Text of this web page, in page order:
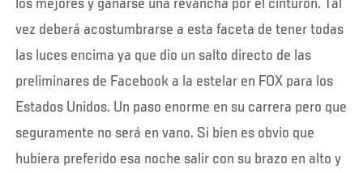
los mejores y ganarse una revancha por el cinturón. Tal
vez deberá acostumbrarse a esta faceta de tener todas
las luces encima ya que dio un salto directo de las
preliminares de Facebook a la estelar en FOX para los
Estados Unidos. Un paso enorme en su carrera pero que
seguramente no será en vano. Si bien es obvio que
hubiera preferido esa noche salir con su brazo en alto y